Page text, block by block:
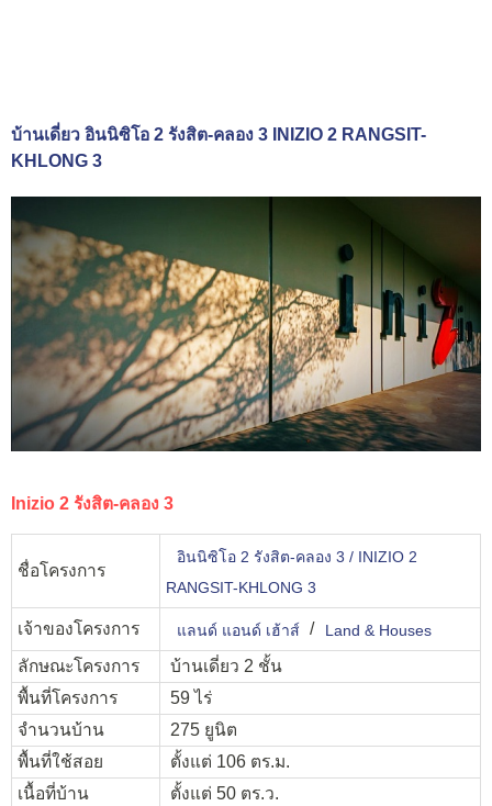
บ้านเดี่ยว อินนิซิโอ 2 รังสิต-คลอง 3 INIZIO 2 RANGSIT-
KHLONG 3
Inizio 2 รังสิต-คลอง 3
ชื่อโครงการ
อินนิซิโอ 2 รังสิต-คลอง 3 / INIZIO 2
RANGSIT-KHLONG 3
เจ้าของโครงการ แลนด์ แอนด์ เฮ้าส์ / Land & Houses
ลักษณะโครงการ
บ้านเดี่ยว 2 ชั้น
พื้นที่โครงการ
59 ไร่
จำนวนบ้าน
275 ยูนิต
พื้นที่ใช้สอย
ตั้งแต่ 106 ตร.ม.
เนื้อที่บ้าน
ตั้งแต่ 50 ตร.ว.